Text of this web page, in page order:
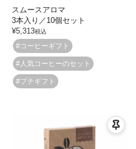
スムースアロマ
3本入り／10個セット
¥5,313税込
#コーヒーギフト
#人気コーヒーのセット
#プチギフト